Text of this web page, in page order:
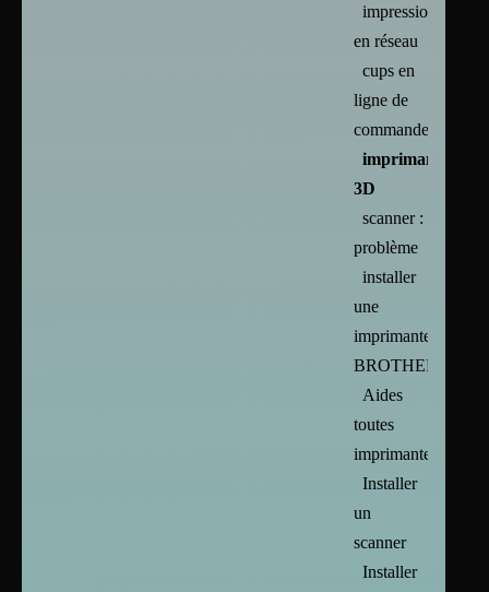
impression
en réseau
cups en
ligne de
commande
imprimante
3D
scanner :
problème
installer
une
imprimante
BROTHER
Aides
toutes
imprimantes
Installer
un
scanner
Installer